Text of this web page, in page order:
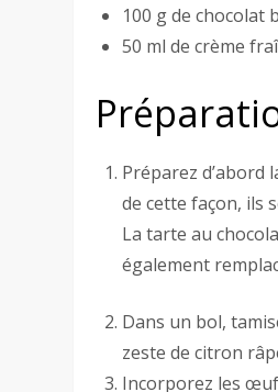
100 g de chocolat
50 ml de crème
Préparez d’abord
de cette façon, ils
La tarte au
également
Dans un bol,
zeste de citron
Incorporez les